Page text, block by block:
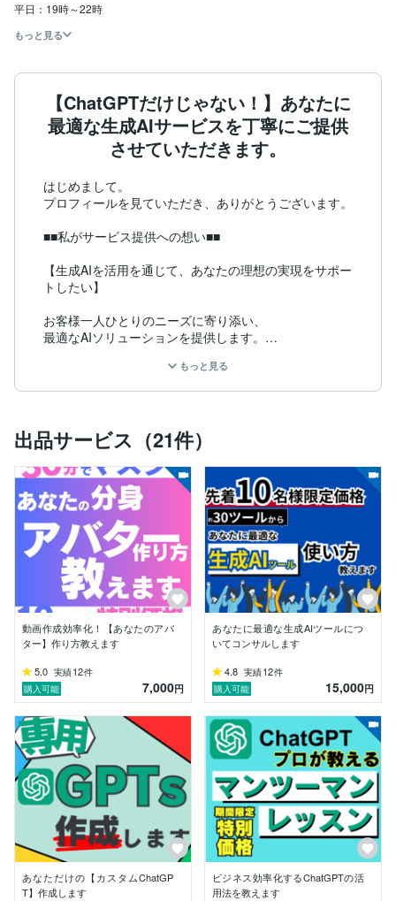
平日：19時～22時
もっと見る
【ChatGPTだけじゃない！】あなたに
最適な生成AIサービスを丁寧にご提供
させていただきます。
はじめまして。
プロフィールを見ていただき、ありがとうございます。
■■私がサービス提供への想い■■
【生成AIを活用を通じて、あなたの理想の実現をサポー
トしたい】
お客様一人ひとりのニーズに寄り添い、
最適なAIソリューションを提供します。
業務をスムーズにすることで、
ビジネスの成長を一緒に実現します。
・ChatGPTを使い始めたけど、うまく使いこなせない
・生成AIツールが多すぎて、どれを選べば良いかわから
ない
・ChatGPTの活用方法がイメージできず、効果的に使
えない
・AI導入の初期設定や運用が難しい
■■AI関連の経験■■
生成AIを使って、理想をかなえたい！
そう思う人の支えになりたい。
2023年からずっとプロンプトを作り続け、
また、累計3000人以上に
生成AIツールをレクチャーしてきました。
丁寧にヒアリングさせていただき、
あなた専用のAI活用法をお手伝いをします。
具体的で効果的なプロンプトの活用したり、
ChatGPTの活用術をマスターしてみませんか？
■ご提供サービス(一部)
・ChatGPT専用プロンプト作成
・専用チャットボット開発
・ChatGPT/Difyのレクチャー
もっと見る
出品サービス（21件）
動画作成効率化！【あなたのアバ
ター】作り方教えます
5.0 実績12件
購入可能
7,000円
あなたに最適な生成AIツールにつ
いてコンサルします
4.8 実績12件
購入可能
15,000円
あなただけの【カスタムChatGP
T】作成します
ビジネス効率化するChatGPTの活
用法を教えます